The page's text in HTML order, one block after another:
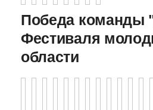
Победа команды
Фестиваля
области